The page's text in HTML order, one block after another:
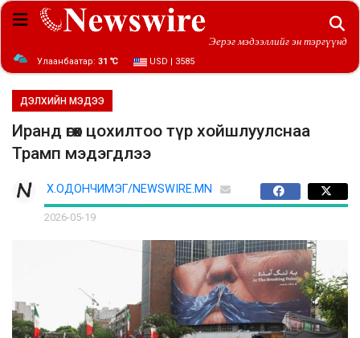
Эерэг мэдээллийг эн тэргүүнд
Улаанбаатар: 31 ℃ USD | 3585
ДЭЛХИЙН МЭДЭЭ
Иранд өгөх цохилтоо түр хойшлуулснаа
Трамп мэдэгдлээ
Х.ОДОНЧИМЭГ/NEWSWIRE.MN
2026-05-19